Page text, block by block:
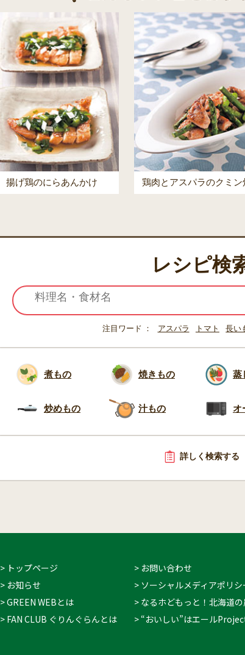
揚げ鶏のにらあんかけ 鶏肉とアスパラのクミン
レシピ検
注目ワード アスパラ トマト 長い
煮もの 焼きもの 蒸
炒めもの 汁もの オ
詳しく検索する
> トップページ
> お知らせ
> GREEN WEBとは
> FAN CLUB ぐりんぐらんとは
> お問い合わせ
> ソーシャルメディアポリシ
> なるホどもっと！北海道
> “おいしい”はエール